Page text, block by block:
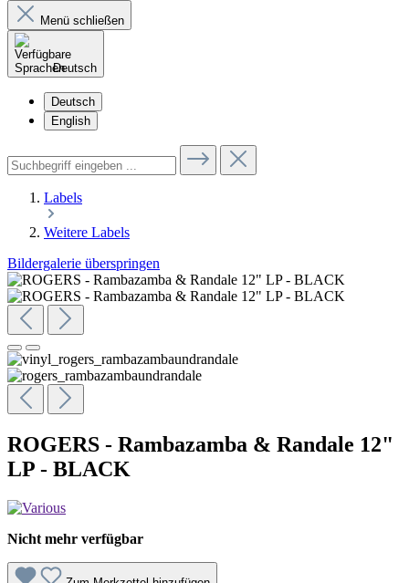
Menü schließen
Deutsch
Deutsch
English
Labels
Weitere Labels
Bildergalerie überspringen
ROGERS - Rambazamba & Randale 12"
LP - BLACK
Nicht mehr verfügbar